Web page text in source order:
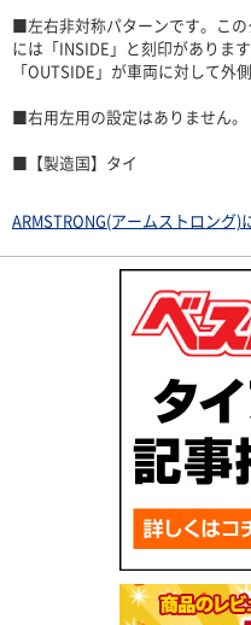
■左右非対称パターンです。こ
には「INSIDE」と刻印があります
「OUTSIDE」が車両に対して外
■右用左用の設定はありません。
■【製造国】タイ
ARMSTRONG(アームストロング)